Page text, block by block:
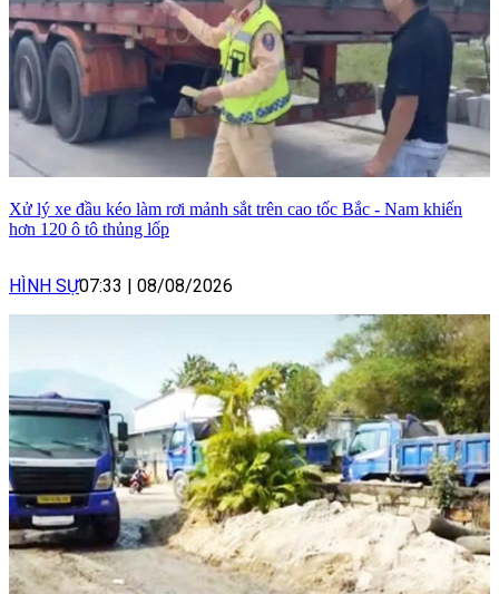
Xử lý xe đầu kéo làm rơi mảnh sắt trên cao tốc Bắc - Nam khiến
hơn 120 ô tô thủng lốp
HÌNH SỰ07:33 | 08/08/2026